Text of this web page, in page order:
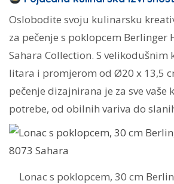
Oslobodite svoju kulinarsku
za pečenje s poklopcem Berlinger
Sahara Collection. S velikodušnim
litara i promjerom od Ø20 x 13,5
pečenje dizajnirana je za sve vaše
potrebe, od obilnih variva do
Lonac s poklopcem, 30 cm